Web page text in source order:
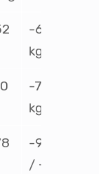
-60 / -66
kg
-73 / -81
kg
-90 / -100
/ +100 kg